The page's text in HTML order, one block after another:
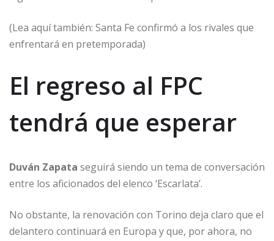
(Lea aquí también: Santa Fe confirmó a los rivales que
enfrentará en pretemporada)
El regreso al FPC
tendrá que esperar
Duván Zapata seguirá siendo un tema de conversación
entre los aficionados del elenco ‘Escarlata’.
No obstante, la renovación con Torino deja claro que el
delantero continuará en Europa y que, por ahora, no